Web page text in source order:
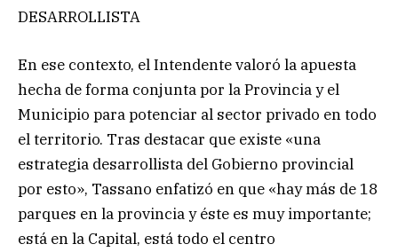
DESARROLLISTA
En ese contexto, el Intendente valoró la apuesta
hecha de forma conjunta por la Provincia y el
Municipio para potenciar al sector privado en todo
el territorio. Tras destacar que existe «una
estrategia desarrollista del Gobierno provincial
por esto», Tassano enfatizó en que «hay más de 18
parques en la provincia y éste es muy importante;
está en la Capital, está todo el centro